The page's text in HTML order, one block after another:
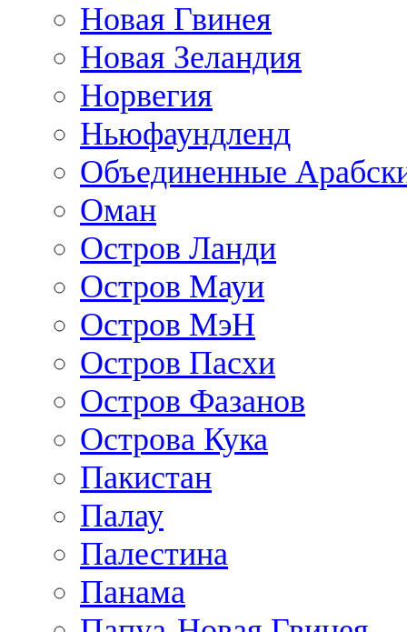
Новая Гвинея
Новая Зеландия
Норвегия
Ньюфаундленд
Объединенные
Оман
Остров Ланди
Остров Мауи
Остров МэН
Остров Пасхи
Остров Фазанов
Острова Кука
Пакистан
Палау
Палестина
Панама